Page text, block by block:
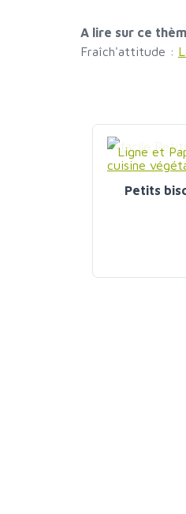
A lire sur ce
Fraîch'attitude :
Ligne et
Petits